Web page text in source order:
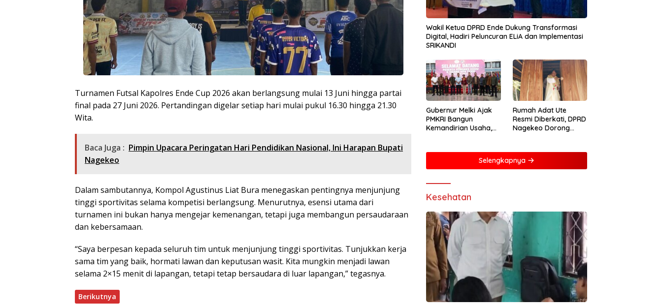
Turnamen Futsal Kapolres Ende Cup 2026 akan berlangsung mulai 13 Juni hingga partai
final pada 27 Juni 2026. Pertandingan digelar setiap hari mulai pukul 16.30 hingga 21.30
Wita.
Baca Juga : Pimpin Upacara Peringatan Hari Pendidikan Nasional, Ini Harapan Bupati
Nagekeo
Dalam sambutannya, Kompol Agustinus Liat Bura menegaskan pentingnya menjunjung
tinggi sportivitas selama kompetisi berlangsung. Menurutnya, esensi utama dari
turnamen ini bukan hanya mengejar kemenangan, tetapi juga membangun persaudaraan
dan kebersamaan.
“Saya berpesan kepada seluruh tim untuk menjunjung tinggi sportivitas. Tunjukkan kerja
sama tim yang baik, hormati lawan dan keputusan wasit. Kita mungkin menjadi lawan
selama 2×15 menit di lapangan, tetapi tetap bersaudara di luar lapangan,” tegasnya.
Berikutnya
Wakil Ketua DPRD Ende Dukung Transformasi
Digital, Hadiri Peluncuran ELiA dan Implementasi
SRIKANDI
Gubernur Melki Ajak
PMKRI Bangun
Kemandirian Usaha,
Saing
Rumah Adat Ute
Resmi Diberkati, DPRD
Nagekeo Dorong
Selengkapnya
Kesehatan